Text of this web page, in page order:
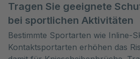
Tragen Sie geeignete
bei sportlichen Aktivitäten
Bestimmte Sportarten wie Inline-
Kontaktsportarten erhöhen das